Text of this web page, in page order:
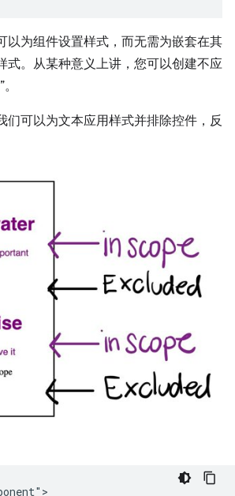
以为组件设置样式，而无需为嵌套在其
式。从某种意义上讲，您可以创建不应
们可以为文本应用样式并排除控件，反